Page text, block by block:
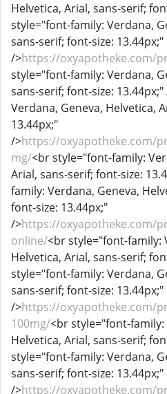
Helvetica, Arial, sans-serif;
style="font-family: Verdana,
sans-serif; font-size: 13.44px;"
/>https://oxyapotheke.com/
style="font-family: Verdana,
sans-serif; font-size:
Verdana, Geneva, Helvetica,
13.44px;"
/>https://oxyapotheke.com/
mg/<br style="font-family:
Arial, sans-serif; font-size:
family: Verdana, Geneva,
font-size: 13.44px;"
/>https://oxyapotheke.com/
online/<br style="font-family:
Helvetica, Arial, sans-serif;
style="font-family: Verdana,
sans-serif; font-size: 13.44px;"
/>https://oxyapotheke.com/
100mg/<br style="font-family:
Helvetica, Arial, sans-serif;
style="font-family: Verdana,
sans-serif; font-size: 13.44px;"
/>https://oxyapotheke.com/